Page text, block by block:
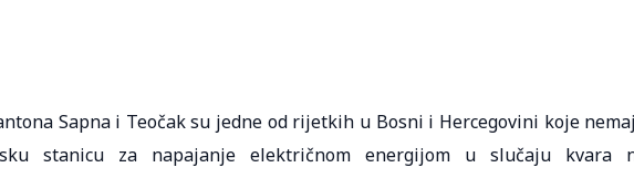
Sapna i Teočak su jedne od rijetkih u Bosni i Hercegovini koje
stanicu za napajanje električnom energijom u slučaju kvara